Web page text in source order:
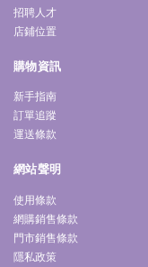
招聘人才
店鋪位置
購物資訊
新手指南
訂單追蹤
運送條款
網站聲明
使用條款
網購銷售條款
門市銷售條款
隱私政策